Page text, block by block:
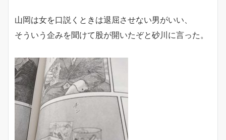
山岡は女を口説くときは退屈させない男がいい、
そういう企みを聞けて股が開いたぞと砂川に言った。